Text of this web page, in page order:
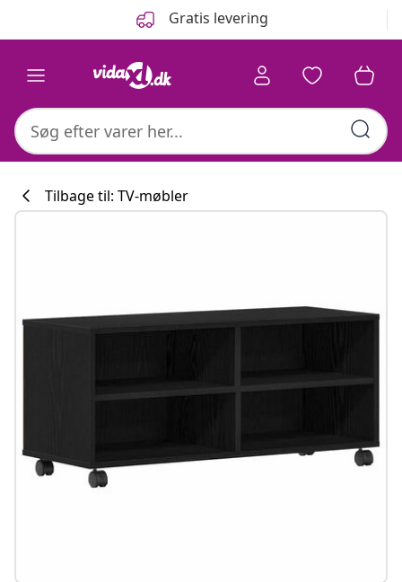
Gratis levering
Tilbage til: TV-møbler